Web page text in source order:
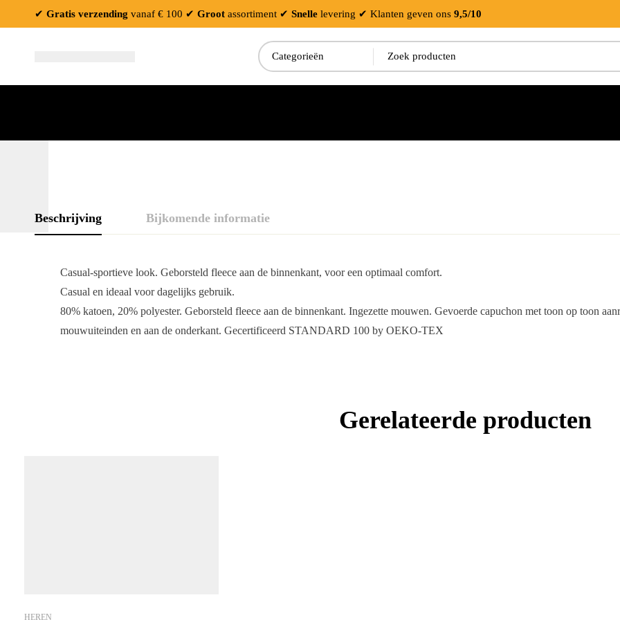
✔ Gratis verzending vanaf € 100 ✔ Groot assortiment ✔ Snelle levering ✔ Klanten geven ons 9,5/10
Zoeken:
Beschrijving Bijkomende informatie
Casual-sportieve look. Geborsteld fleece aan de binnenkant, voor een optimaal comfort.
Casual en ideaal voor dagelijks gebruik.
80% katoen, 20% polyester. Geborsteld fleece aan de binnenkant. Ingezette mouwen. Gevoerde capuchon met toon op toon
mouwuiteinden en aan de onderkant. Gecertificeerd STANDARD 100 by OEKO-TEX
Gerelateerde producten
HEREN